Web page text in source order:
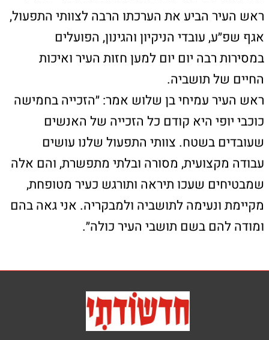
ראשי
טירת הכרמל
חיפה
רכסים
קרית אתא
קרית שמואל
קרית מוצקין
קרית ביאליק
כאן יכולים להופיע כל מיני קישורים
קישורים חשובים
צור קשר
טלפון: 04-8626336
פקס: 1534-6323582
מייל: ladaat@013net.net